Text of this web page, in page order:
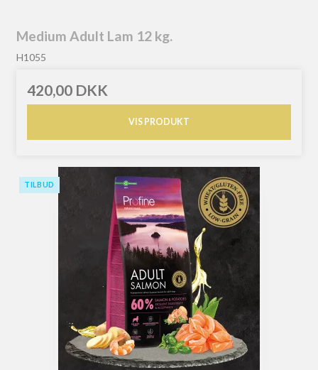
Medium Adult Lam 12 kg.
H1055
420,00 DKK
VIS PRODUKT
TILBUD